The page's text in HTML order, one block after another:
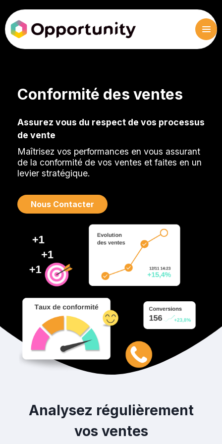
Conformité des ventes
Assurez vous du respect de vos processus
de vente
Maîtrisez vos performances en vous assurant
de la conformité de vos ventes et faites en un
levier stratégique.
Nous Contacter
Analysez régulièrement
vos ventes